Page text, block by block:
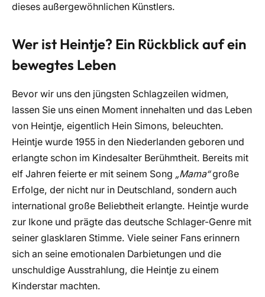
dieses außergewöhnlichen Künstlers.
Wer ist Heintje? Ein Rückblick auf ein
bewegtes Leben
Bevor wir uns den jüngsten Schlagzeilen widmen,
lassen Sie uns einen Moment innehalten und das Leben
von Heintje, eigentlich Hein Simons, beleuchten.
Heintje wurde 1955 in den Niederlanden geboren und
erlangte schon im Kindesalter Berühmtheit. Bereits mit
elf Jahren feierte er mit seinem Song „Mama“große
Erfolge, der nicht nur in Deutschland, sondern auch
international große Beliebtheit erlangte. Heintje wurde
zur Ikone und prägte das deutsche Schlager-Genre mit
seiner glasklaren Stimme. Viele seiner Fans erinnern
sich an seine emotionalen Darbietungen und die
unschuldige Ausstrahlung, die Heintje zu einem
Kinderstar machten.